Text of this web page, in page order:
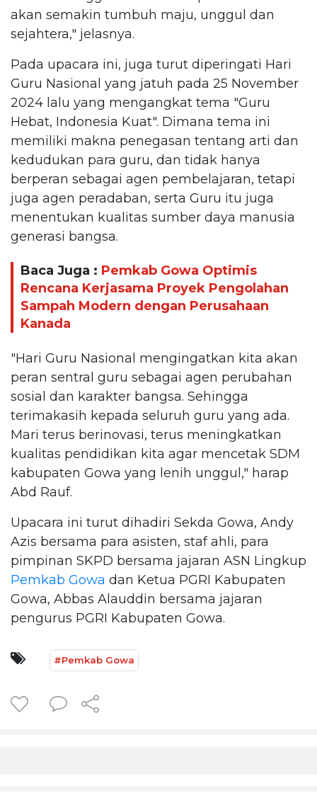
akan semakin tumbuh maju, unggul dan
sejahtera," jelasnya.
Pada upacara ini, juga turut diperingati Hari
Guru Nasional yang jatuh pada 25 November
2024 lalu yang mengangkat tema "Guru
Hebat, Indonesia Kuat". Dimana tema ini
memiliki makna penegasan tentang arti dan
kedudukan para guru, dan tidak hanya
berperan sebagai agen pembelajaran, tetapi
juga agen peradaban, serta Guru itu juga
menentukan kualitas sumber daya manusia
generasi bangsa.
Baca Juga : Pemkab Gowa Optimis
Rencana Kerjasama Proyek Pengolahan
Sampah Modern dengan Perusahaan
Kanada
"Hari Guru Nasional mengingatkan kita akan
peran sentral guru sebagai agen perubahan
sosial dan karakter bangsa. Sehingga
terimakasih kepada seluruh guru yang ada.
Mari terus berinovasi, terus meningkatkan
kualitas pendidikan kita agar mencetak SDM
kabupaten Gowa yang lenih unggul," harap
Abd Rauf.
Upacara ini turut dihadiri Sekda Gowa, Andy
Azis bersama para asisten, staf ahli, para
pimpinan SKPD bersama jajaran ASN Lingkup
Pemkab Gowa dan Ketua PGRI Kabupaten
Gowa, Abbas Alauddin bersama jajaran
pengurus PGRI Kabupaten Gowa.
#Pemkab Gowa